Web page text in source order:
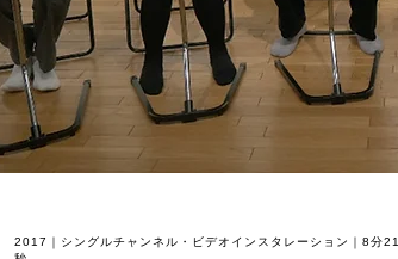
2017｜シングルチャンネル・ビデオインスタレーション｜8分21